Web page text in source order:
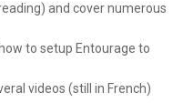
and cover numerous
to setup Entourage to
videos (still in French)